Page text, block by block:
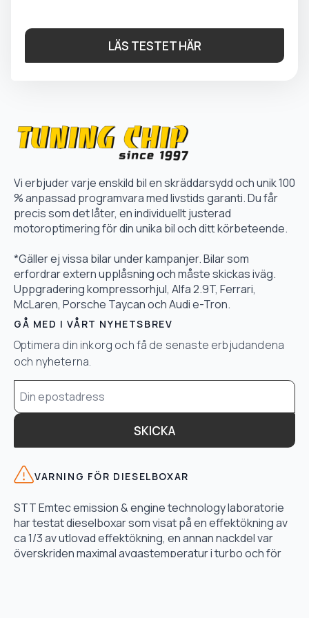
LÄS TESTET HÄR
Vi erbjuder varje enskild bil en skräddarsydd och unik 100
% anpassad programvara med livstids garanti. Du får
precis som det låter, en individuellt justerad
motoroptimering för din unika bil och ditt körbeteende.
*Gäller ej vissa bilar under kampanjer. Bilar som
erfordrar extern upplåsning och måste skickas iväg.
Uppgradering kompressorhjul, Alfa 2.9T, Ferrari,
McLaren, Porsche Taycan och Audi e-Tron.
GÅ MED I VÅRT NYHETSBREV
Optimera din inkorg och få de senaste erbjudandena
och nyheterna.
Email
*
SKICKA
VARNING FÖR DIESELBOXAR
STT Emtec emission & engine technology laboratorie
har testat dieselboxar som visat på en effektökning av
ca 1/3 av utlovad effektökning, en annan nackdel var
överskriden maximal avgastemperatur i turbo och för